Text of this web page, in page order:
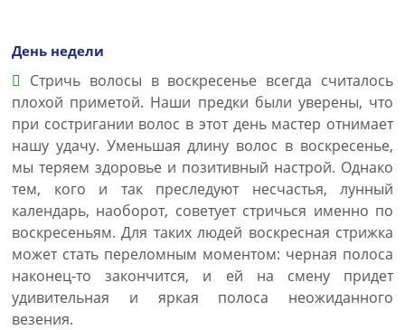
День недели
Стричь волосы в воскресенье всегда считалось
плохой приметой. Наши предки были уверены, что
при состригании волос в этот день мастер отнимает
нашу удачу. Уменьшая длину волос в воскресенье,
мы теряем здоровье и позитивный настрой. Однако
тем, кого и так преследуют несчастья, лунный
календарь, наоборот, советует стричься именно по
воскресеньям. Для таких людей воскресная стрижка
может стать переломным моментом: черная полоса
наконец-то закончится, и ей на смену придет
удивительная и яркая полоса неожиданного
везения.